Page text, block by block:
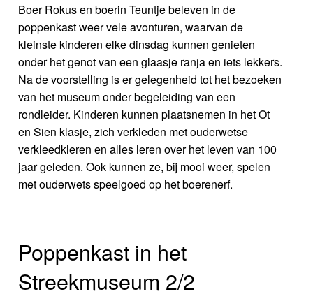
Boer Rokus en boerin Teuntje beleven in de
poppenkast weer vele avonturen, waarvan de
kleinste kinderen elke dinsdag kunnen genieten
onder het genot van een glaasje ranja en iets lekkers.
Na de voorstelling is er gelegenheid tot het bezoeken
van het museum onder begeleiding van een
rondleider. Kinderen kunnen plaatsnemen in het Ot
en Sien klasje, zich verkleden met ouderwetse
verkleedkleren en alles leren over het leven van 100
jaar geleden. Ook kunnen ze, bij mooi weer, spelen
met ouderwets speelgoed op het boerenerf.
Poppenkast in het
Streekmuseum 2/2